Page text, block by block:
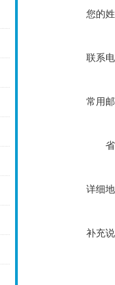
您的
联系
常用
详细
补充